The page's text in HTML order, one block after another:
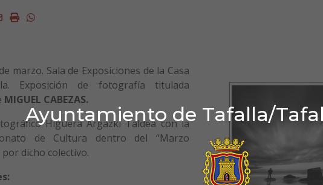
Ayuntamiento de Tafalla/
EmailImprimirWhatsapp
marzo. Sala de Exposiciones de la Casa
Exposición de fotografía titulada
MIGUEL CABEZAS.
Higuera Argazki Taldea con la
de Cultura dentro del “Marzo
dicho colectivo.